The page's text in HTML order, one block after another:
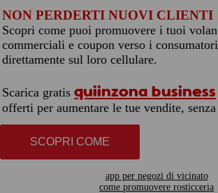
NON PERDERTI NUOVI CLIENTI
Scopri come puoi promuovere i tuoi
commerciali e coupon verso i
direttamente sul loro cellulare.
Scarica gratis quiinzona business
offerti per aumentare le tue vendite,
SCOPRI COME
app per negozi di vicinato
come promuovere rosticceria